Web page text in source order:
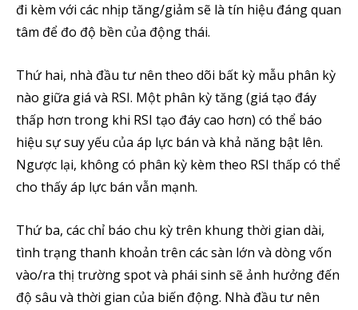
5,320
Fans
2,500
Followers
58,000
đi kèm với các nhịp tăng/giảm sẽ là tín hiệu đáng quan
tâm để đo độ bền của động thái.
Thứ hai, nhà đầu tư nên theo dõi bất kỳ mẫu phân kỳ
nào giữa giá và RSI. Một phân kỳ tăng (giá tạo đáy
thấp hơn trong khi RSI tạo đáy cao hơn) có thể báo
hiệu sự suy yếu của áp lực bán và khả năng bật lên.
Ngược lại, không có phân kỳ kèm theo RSI thấp có thể
cho thấy áp lực bán vẫn mạnh.
Thứ ba, các chỉ báo chu kỳ trên khung thời gian dài,
tình trạng thanh khoản trên các sàn lớn và dòng vốn
vào/ra thị trường spot và phái sinh sẽ ảnh hưởng đến
độ sâu và thời gian của biến động. Nhà đầu tư nên